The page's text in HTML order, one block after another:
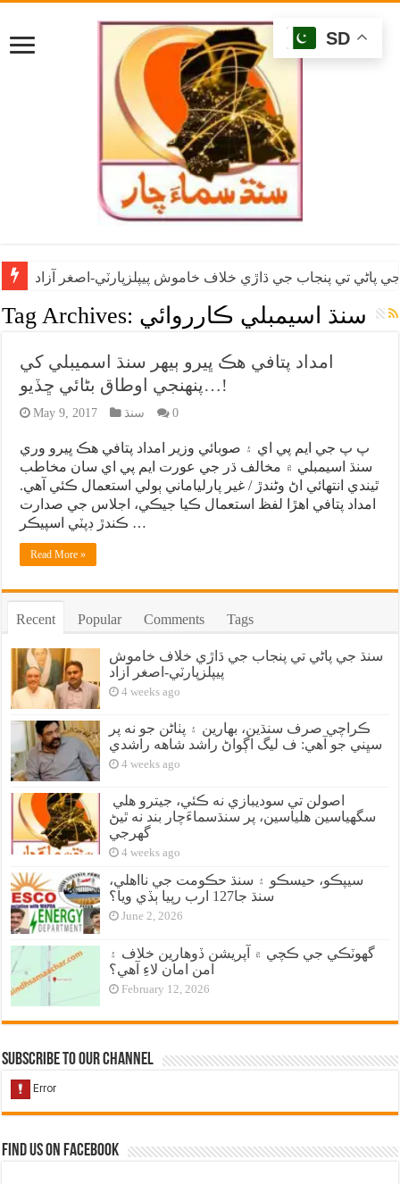
پاڻي تي پنجاب جي ڌاڙي خلاف خاموش پيپلزپارٽي-اصغر آزاد
Tag Archives: سنڌ اسيمبلي ڪارروائي
امداد پتافي هڪ ڀيرو ٻيهر سنڌ اسميبلي کي
پنهنجي اوطاق بڻائي ڇڏيو…!
May 9, 2017 سنڌ 0
پ پ جي ايم پي اي ۽ صوبائي وزير امداد پتافي هڪ ڀيرو وري
سنڌ اسيمبلي ۾ مخالف ڌر جي عورت ايم پي اي سان مخاطب
ٿيندي انتهائي اڻ وڻندڙ / غير پارلياماني ٻولي استعمال ڪئي آهي.
امداد پتافي اهڙا لفظ استعمال ڪيا جيڪي، اجلاس جي صدارت
ڪندڙ ڊپٽي اسپيڪر …
Read More »
Recent Popular Comments Tags
سنڌ جي پاڻي تي پنجاب جي ڌاڙي خلاف خاموش
پيپلزپارٽي-اصغر آزاد
4 weeks ago
ڪراچي صرف سنڌين، بهارين ۽ پٺاڻن جو نه پر
سڀني جو آهي: ف ليگ اڳواڻ راشد شاهه راشدي
4 weeks ago
سگهياسين هلياسين، پر سنڌسماءَچار بند نه ٿيڻ
گهرجي
4 weeks ago
سيپڪو، حيسڪو ۽ سنڌ حڪومت جي نااهلي،
سنڌ جا127 ارب رپيا ٻڏي ويا؟
June 2, 2026
گهوٽڪي جي ڪچي ۾ آپريشن ڏوهارين خلاف ۽
امن امان لاءِ آهي؟
February 12, 2026
Subscribe to our Channel
Find us on Facebook
SD